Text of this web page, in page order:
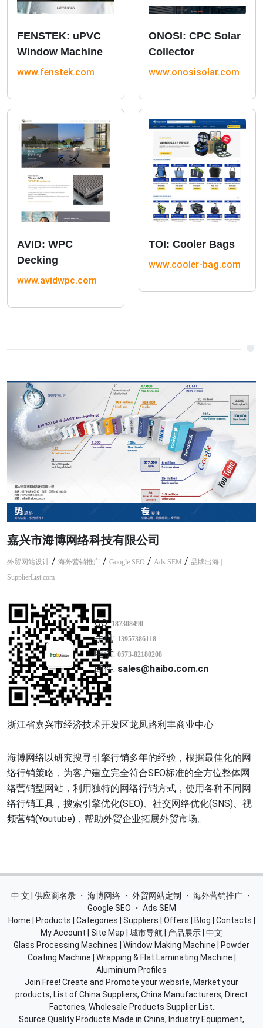
FENSTEK: uPVC
Window Machine
www.fenstek.com
ONOSI: CPC Solar
Collector
www.onosisolar.com
AVID: WPC
Decking
www.avidwpc.com
TOI: Cooler Bags
www.cooler-bag.com
嘉兴市海博网络科技有限公司
外贸网站设计 / 海外营销推广 / Google SEO / Ads SEM / 品牌出海 |
SupplierList.com
QQ:187308490
手机: 13957386118
电话:0573-82180208
邮件: sales@haibo.com.cn
浙江省嘉兴市经济技术开发区龙凤路利丰商业中心
海博网络以研究搜寻引擎行销多年的经验，根据最佳化的网
络行销策略，为客户建立完全符合SEO标准的全方位整体网
络营销型网站，利用独特的网络行销方式，使用各种不同网
络行销工具，搜索引擎优化(SEO)、社交网络优化(SNS)、视
频营销(Youtube)，帮助外贸企业拓展外贸市场。
中 文 | 供应商名录 ・ 海博网络 ・ 外贸网站定制 ・ 海外营销推广 ・
Google SEO
・ Ads SEM
Home
Products Categories Suppliers Offers Blog Contacts
My Account
Site Map 城市导航 产品展示 中文
Glass Processing Machines
Window Making Machine
Powder
Coating Machine
Wrapping & Flat Laminating Machine
Aluminium Profiles
Join Free! Create and Promote your website, Market your
products, List of China Suppliers, China Manufacturers, Direct
Factories, Wholesale Products Supplier List.
Source Quality Products Made in China, Industry Equipment,